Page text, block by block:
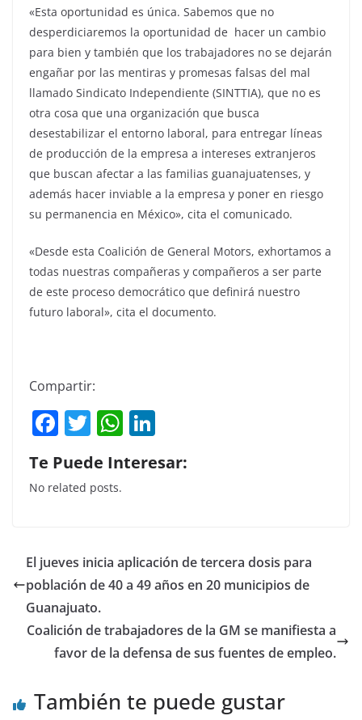
«Esta oportunidad es única. Sabemos que no
desperdiciaremos la oportunidad de hacer un cambio
para bien y también que los trabajadores no se dejarán
engañar por las mentiras y promesas falsas del mal
llamado Sindicato Independiente (SINTTIA), que no es
otra cosa que una organización que busca
desestabilizar el entorno laboral, para entregar líneas
de producción de la empresa a intereses extranjeros
que buscan afectar a las familias guanajuatenses, y
además hacer inviable a la empresa y poner en riesgo
su permanencia en México», cita el comunicado.
«Desde esta Coalición de General Motors, exhortamos a
todas nuestras compañeras y compañeros a ser parte
de este proceso democrático que definirá nuestro
futuro laboral», cita el documento.
Compartir:
F
a
c
e
o
o
k
T
w
itt
er
W
h
at
p
p
k
n
Te Puede Interesar:
No related posts.
El jueves inicia aplicación de tercera dosis para
población de 40 a 49 años en 20 municipios de
Guanajuato.
Coalición de trabajadores de la GM se manifiesta a
favor de la defensa de sus fuentes de empleo.
También te puede gustar